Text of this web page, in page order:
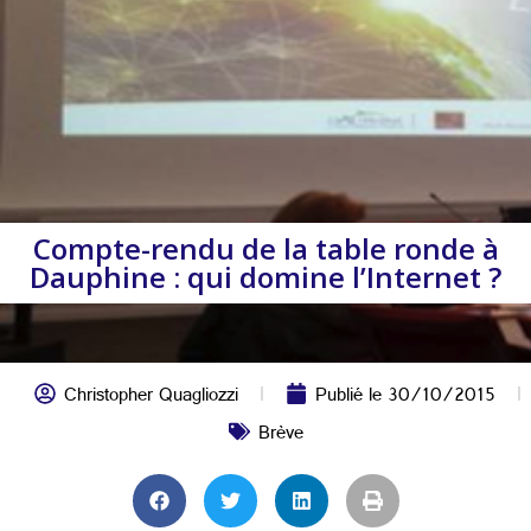
Compte-rendu de la table ronde à
Dauphine : qui domine l’Internet ?
Christopher Quagliozzi Publié le30/10/2015
Brève